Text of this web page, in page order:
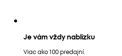
Je vám vždy nablízku
Viac ako 100 predajní.